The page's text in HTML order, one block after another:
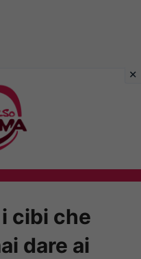
cibi che
dare ai